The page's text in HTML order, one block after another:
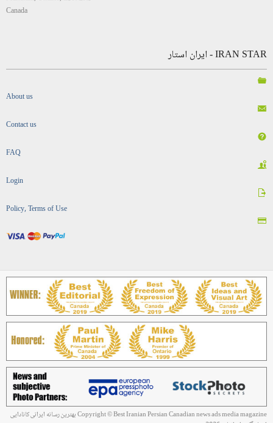
Canada
IRAN STAR - ایران استار
About us
Contact us
FAQ
Login
Policy, Terms of Use
Copyright © Best Iranian Persian Canadian news ads media magazine بهترین رسانه ایرانی کانادایی